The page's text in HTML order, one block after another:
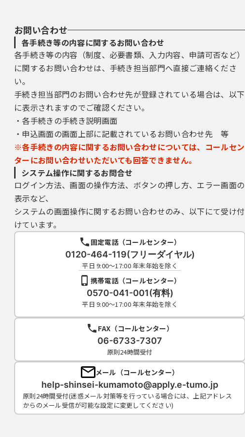
お問い合わせ
各手続き等の内容に関するお問い合わせ
各手続き等の内容（制度、必要書類、入力内容、申請可否など）
に関するお問い合わせは、手続き担当部門へ直接ご連絡くださ
い。
手続き担当部門のお問い合わせ先が登録されている場合は、以下
に表示されますのでご確認ください。
・各手続きの手続き説明画面
・申込画面の画面上部に記載されているお問い合わせ先 等
※各手続きの内容に関するお問い合わせについては、コールセン
ターにお問い合わせいただいても回答できません。
システム操作に関するお問合せ
ログイン方法、画面の操作方法、ボタンの押し方、エラー画面の
表示など、
システムの画面操作に関するお問い合わせのみ、以下にて受け付
けています。
固定電話（コールセンター）
0120-464-119(フリーダイヤル)
平日 9:00～17:00 年末年始を除く
携帯電話（コールセンター）
0570-041-001(有料)
平日 9:00～17:00 年末年始を除く
FAX（コールセンター）
06-6733-7307
原則24時間受付
メール（コールセンター）
help-shinsei-kumamoto@apply.e-tumo.jp
原則24時間受付(迷惑メール対策等を行っている場合には、上記アドレス
からのメール受信が可能な設定に変更してください)